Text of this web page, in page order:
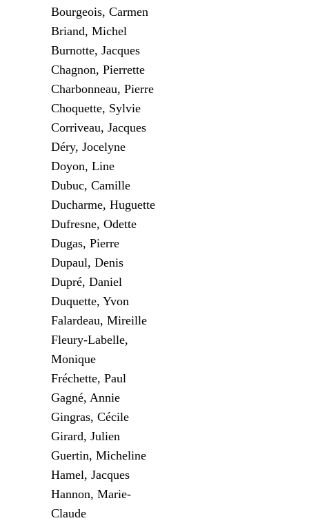
Bourgeois, Carmen
Briand, Michel
Burnotte, Jacques
Chagnon, Pierrette
Charbonneau, Pierre
Choquette, Sylvie
Corriveau, Jacques
Déry, Jocelyne
Doyon, Line
Dubuc, Camille
Ducharme, Huguette
Dufresne, Odette
Dugas, Pierre
Dupaul, Denis
Dupré, Daniel
Duquette, Yvon
Falardeau, Mireille
Fleury-Labelle,
Monique
Fréchette, Paul
Gagné, Annie
Gingras, Cécile
Girard, Julien
Guertin, Micheline
Hamel, Jacques
Hannon, Marie-
Claude